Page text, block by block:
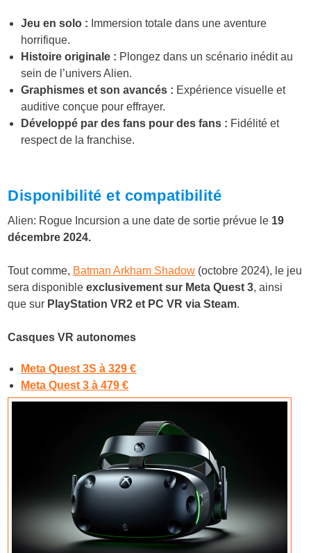
Jeu en solo : Immersion totale dans une aventure
horrifique.
Histoire originale : Plongez dans un scénario inédit au
sein de l’univers Alien.
Graphismes et son avancés : Expérience visuelle et
auditive conçue pour effrayer.
Développé par des fans pour des fans : Fidélité et
respect de la franchise.
Disponibilité et compatibilité
Alien: Rogue Incursion a une date de sortie prévue le 19
décembre 2024.
Tout comme, Batman Arkham Shadow (octobre 2024), le jeu
sera disponibleexclusivement sur Meta Quest 3, ainsi
que sur PlayStation VR2 et PC VR via Steam.
Casques VR autonomes
Meta Quest 3S à 329 €
Meta Quest 3 à 479 €